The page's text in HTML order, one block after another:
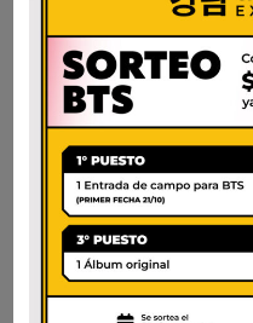
AÑADIR AL CARRITO